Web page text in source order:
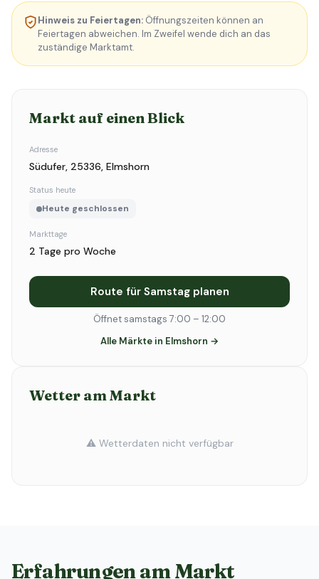
Hinweis zu Feiertagen: Öffnungszeiten können an
Feiertagen abweichen. Im Zweifel wende dich an das
zuständige Marktamt.
Markt auf einen Blick
Adresse
Südufer, 25336, Elmshorn
Status heute
Heute geschlossen
Markttage
2 Tage pro Woche
Route für Samstag planen
Öffnet samstags 7:00 – 12:00
Alle Märkte in Elmshorn →
Wetter am Markt
⚠️ Wetterdaten nicht verfügbar
Erfahrungen am Markt